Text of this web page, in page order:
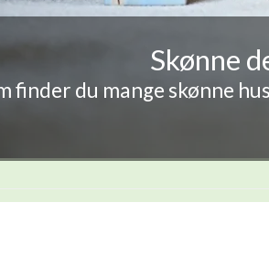
Skønne
finder du mange skønne